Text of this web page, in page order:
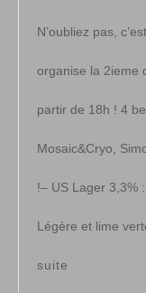
N’oubliez pas,
organise la 2ieme
partir de 18h ! 4
Mosaic&Cryo,
!– US Lager 3,3%
Légère et lime
suite